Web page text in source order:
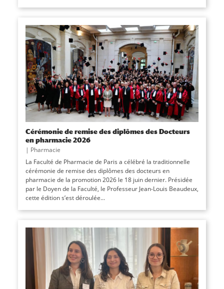
Cérémonie de remise des diplômes des Docteurs
en pharmacie 2026
| Pharmacie
La Faculté de Pharmacie de Paris a célébré la traditionnelle
cérémonie de remise des diplômes des docteurs en
pharmacie de la promotion 2026 le 18 juin dernier. Présidée
par le Doyen de la Faculté, le Professeur Jean-Louis Beaudeux,
cette édition s’est déroulée...